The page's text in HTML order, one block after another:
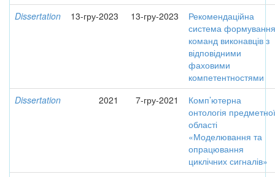
Dissertation
13-гру-2023 13-гру-2023
Рекомендаційна
система формування
команд виконавців з
відповідними
фаховими
компетентностями
Dissertation
2021 7-гру-2021
Комп’ютерна
онтологія предметної
області
«Моделювання та
опрацювання
циклічних сигналів»